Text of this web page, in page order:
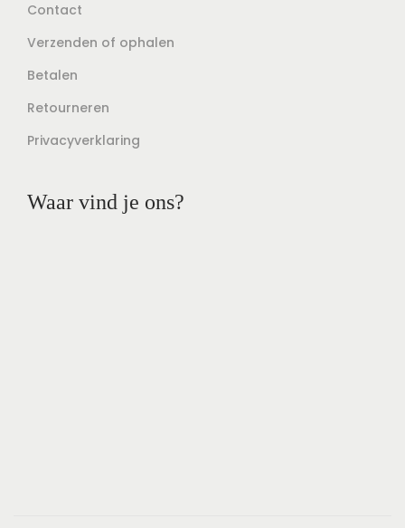
Contact
Verzenden of ophalen
Betalen
Retourneren
Privacyverklaring
Waar vind je ons?